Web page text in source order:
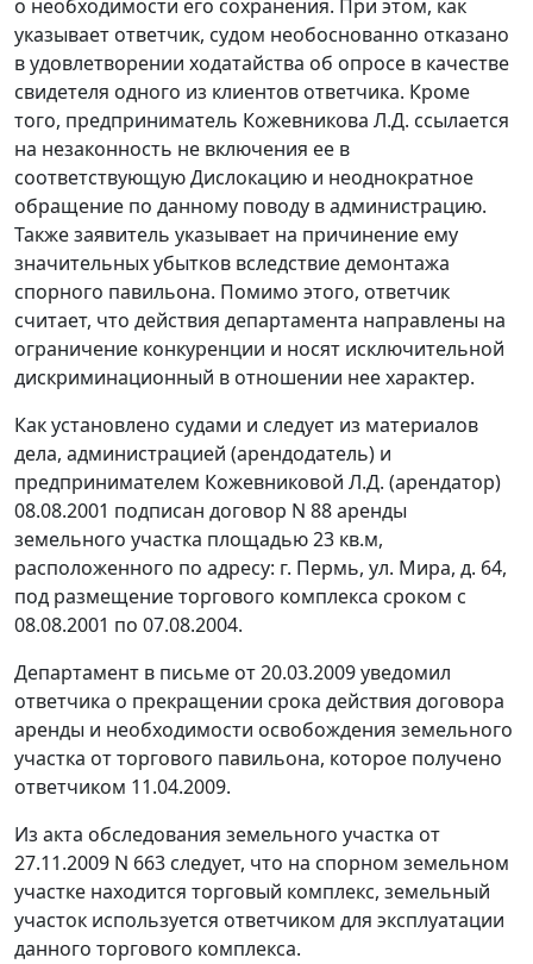
о необходимости его сохранения. При этом, как
указывает ответчик, судом необоснованно отказано
в удовлетворении ходатайства об опросе в качестве
свидетеля одного из клиентов ответчика. Кроме
того, предприниматель Кожевникова Л.Д. ссылается
на незаконность не включения ее в
соответствующую Дислокацию и неоднократное
обращение по данному поводу в администрацию.
Также заявитель указывает на причинение ему
значительных убытков вследствие демонтажа
спорного павильона. Помимо этого, ответчик
считает, что действия департамента направлены на
ограничение конкуренции и носят исключительной
дискриминационный в отношении нее характер.
Как установлено судами и следует из материалов
дела, администрацией (арендодатель) и
предпринимателем Кожевниковой Л.Д. (арендатор)
08.08.2001 подписан договор N 88 аренды
земельного участка площадью 23 кв.м,
расположенного по адресу: г. Пермь, ул. Мира, д. 64,
под размещение торгового комплекса сроком с
08.08.2001 по 07.08.2004.
Департамент в письме от 20.03.2009 уведомил
ответчика о прекращении срока действия договора
аренды и необходимости освобождения земельного
участка от торгового павильона, которое получено
ответчиком 11.04.2009.
Из акта обследования земельного участка от
27.11.2009 N 663 следует, что на спорном земельном
участке находится торговый комплекс, земельный
участок используется ответчиком для эксплуатации
данного торгового комплекса.